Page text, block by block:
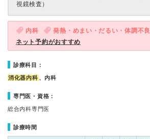
視鏡検査）
内科 発熱・めまい・だるい・体調不良
ネット予約がおすすめ
診療科目：
消化器内科 、内科
専門医・資格：
総合内科専門医
診療時間